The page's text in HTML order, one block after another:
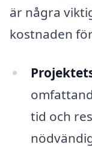
är några
kostnaden
tid och